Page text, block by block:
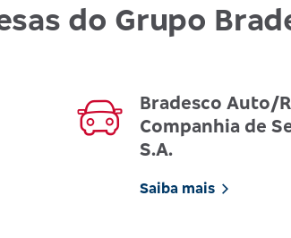
do Grupo
Bradesco Auto/
Companhia de
S.A.
Saiba mais